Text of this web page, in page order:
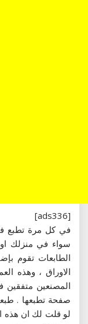
[ads336]
سواء في منزلك
الطابعات تقوم
الاوراق ، وهذه
المصنعين متفقين
صفحة تطبعها . طبعا
لو قلت لك ان هذه